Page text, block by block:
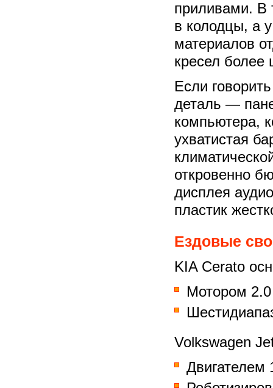
приливами. В
в колодцы, а
материалов
кресел более
Если
деталь —
компьютера,
ухватистая
откровенно
дисплея
пластик
Ездовые
KIA Cerato
Мотором 2.0
Volkswagen
Двигателем